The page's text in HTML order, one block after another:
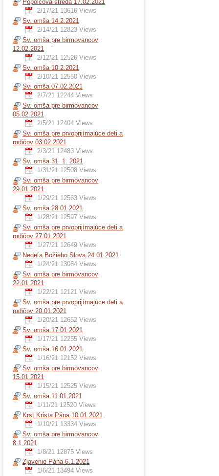
Popolcová streda 17.02.2021
2/17/21 13616 Views
Sv. omša 14.2.2021
2/14/21 12823 Views
Sv. omša pre birmovancov
12.02.2021
2/12/21 12526 Views
Sv. omša 10.2.2021
2/10/21 12550 Views
Sv. omša 07.02.2021
2/7/21 12244 Views
Sv. omša pre birmovancov
05.02.2021
2/5/21 12404 Views
Sv. omša pre prvoprijímajúce deti a
rodičov 03.02.2021
2/3/21 12483 Views
Sv. omša 31. 1. 2021
1/31/21 12508 Views
Sv. omša pre birmovancov
29.01.2021
1/29/21 12563 Views
Sv. omša 28.01.2021
1/28/21 12597 Views
Sv. omša pre prvoprijímajúce deti a
rodičov 27.01.2021
1/27/21 12649 Views
Nedeľa Božieho Slova 24.01.2021
1/24/21 13064 Views
Sv. omša pre birmovancov
22.01.2021
1/22/21 12121 Views
Sv. omša pre prvoprijímajúce deti a
rodičov 20.01.2021
1/20/21 12652 Views
Sv. omša 17.01.2021
1/17/21 12255 Views
Sv. omša 16.01.2021
1/16/21 12152 Views
Sv. omša pre birmovancov
15.01.2021
1/15/21 12525 Views
Sv. omša 11.01.2021
1/11/21 12520 Views
Krst Krista Pána 10.01.2021
1/10/21 13334 Views
Sv. omša pre birmovancov
8.1.2021
1/8/21 12875 Views
Zjavenie Pána 6.1.2021
1/6/21 13494 Views